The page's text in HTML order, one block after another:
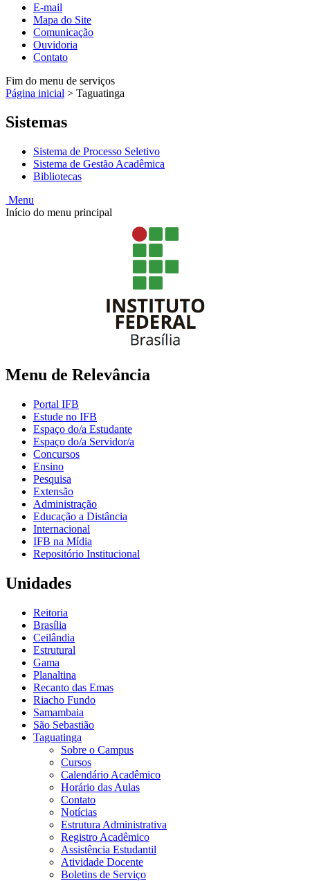
E-mail
Mapa do Site
Comunicação
Ouvidoria
Contato
Fim do menu de serviços
Página inicial > Taguatinga
Sistemas
Sistema de Processo Seletivo
Sistema de Gestão Acadêmica
Bibliotecas
Menu
Início do menu principal
Menu de Relevância
Portal IFB
Estude no IFB
Espaço do/a Estudante
Espaço do/a Servidor/a
Concursos
Ensino
Pesquisa
Extensão
Administração
Educação a Distância
Internacional
IFB na Mídia
Repositório Institucional
Unidades
Reitoria
Brasília
Ceilândia
Estrutural
Gama
Planaltina
Recanto das Emas
Riacho Fundo
Samambaia
São Sebastião
Taguatinga
Sobre o Campus
Cursos
Calendário Acadêmico
Horário das Aulas
Contato
Notícias
Estrutura Administrativa
Registro Acadêmico
Assistência Estudantil
Atividade Docente
Boletins de Serviço